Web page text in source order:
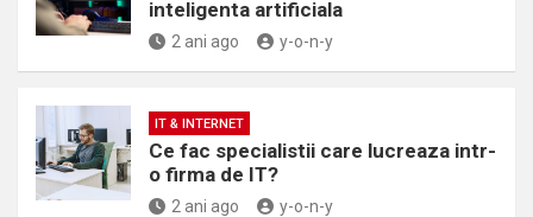
inteligenta artificiala
2 ani ago y-o-n-y
IT & INTERNET
Ce fac specialistii care lucreaza intr-
o firma de IT?
2 ani ago y-o-n-y